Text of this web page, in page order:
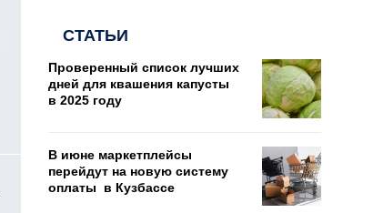
СТАТЬИ
Проверенный список лучших
дней для квашения капусты
в 2025 году
В июне маркетплейсы
перейдут на новую систему
оплаты в Кузбассе